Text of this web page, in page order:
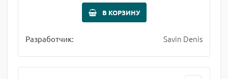
В КОРЗИНУ
Разработчик: Savin Denis